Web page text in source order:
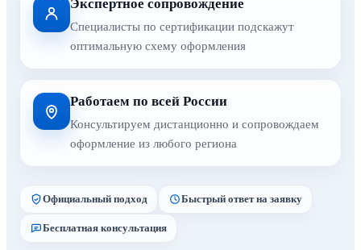
Экспертное сопровождение
Специалисты по сертификации подскажут
оптимальную схему оформления
Работаем по всей России
Консультируем дистанционно и сопровождаем
оформление из любого региона
Официальный подход Быстрый ответ на заявку
Бесплатная консультация